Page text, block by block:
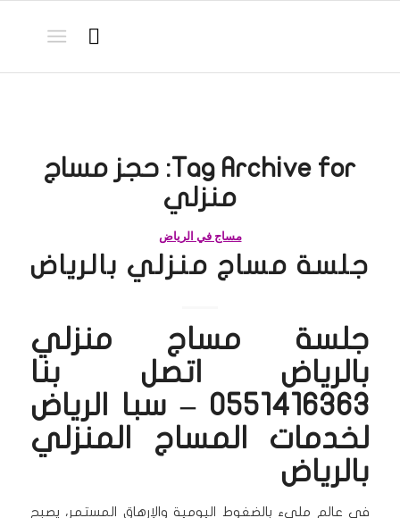
Tag Archive for: حجز مساج
منزلي
مساج في الرياض
جلسة مساج منزلي بالرياض
جلسة مساج منزلي
بالرياض اتصل بنا
0551416363 – سبا الرياض
لخدمات المساج المنزلي
بالرياض
في عالم مليء بالضغوط اليومية والإرهاق المستمر، يصبح